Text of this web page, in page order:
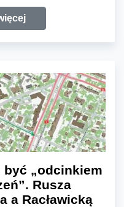
być „odcinkiem
Rusza
a Racławicką